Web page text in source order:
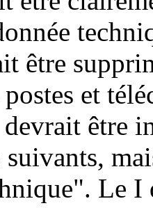
être
et
être
suivants,
Le